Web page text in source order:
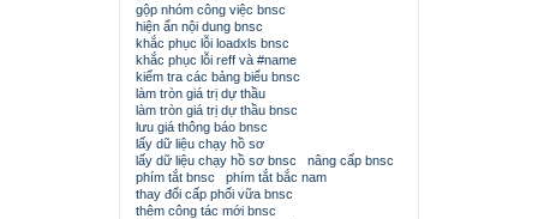
gộp nhóm công việc bnsc
hiện ẩn nội dung bnsc
khắc phục lỗi loadxls bnsc
khắc phục lỗi reff và #name
kiểm tra các bảng biểu bnsc
làm tròn giá trị dự thầu
làm tròn giá trị dự thầu bnsc
lưu giá thông báo bnsc
lấy dữ liệu chạy hồ sơ
lấy dữ liệu chạy hồ sơ bnsc
nâng cấp bnsc
phím tắt bnsc
phím tắt bắc nam
thay đổi cấp phối vữa bnsc
thêm công tác mới bnsc